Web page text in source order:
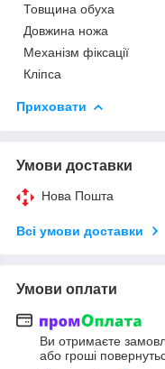
Товщина обуха
Довжина ножа
Механізм фіксації
Кліпса
Приховати
Умови доставки
Нова Пошта
Всі умови доставки
Умови оплати
Ви отримаєте
або гроші